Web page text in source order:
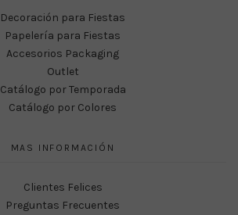
Decoración para Fiestas
Papelería para Fiestas
Accesorios Packaging
Outlet
Catálogo por Temporada
Catálogo por Colores
MAS INFORMACIÓN
Clientes Felices
Preguntas Frecuentes